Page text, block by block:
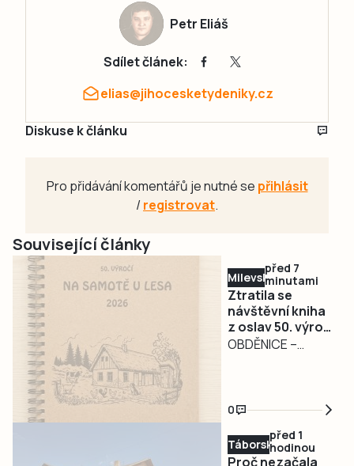
Petr Eliáš
Sdílet článek:
elias@jihocesketydeniky.cz
Diskuse k článku
Pro přidávání komentářů je nutné se přihlásit
/registrovat.
Související články
Milevsko
před 7
minutami
Ztratila se
návštěvní kniha
z oslav 50. výročí
filmu Na samotě
OBDĚNICE –
poznamenala
oslavy 50. výročí
kultovního filmu Na
samotě u lesa v
0
Táborsko
před 1
hodinou
Proč nezačala